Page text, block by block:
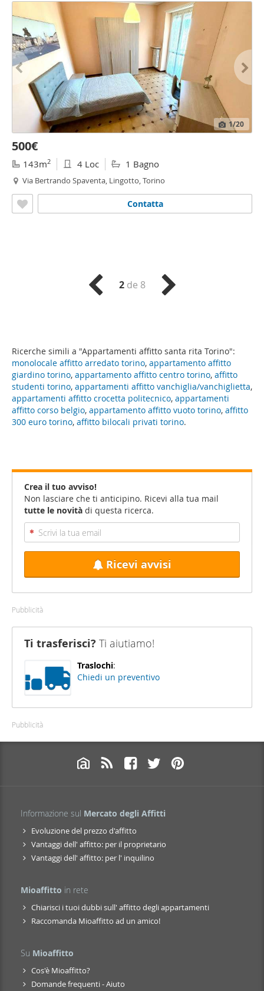
Ricerche simili a "Appartamenti affitto santa rita Torino":
monolocale affitto arredato torino, appartamento affitto
giardino torino, appartamento affitto centro torino, affitto
studenti torino, appartamenti affitto vanchiglia/vanchiglietta,
appartamenti affitto crocetta politecnico, appartamenti
affitto corso belgio, appartamento affitto vuoto torino, affitto
300 euro torino, affitto bilocali privati torino.
1/20
500€
143m2 4 Loc 1 Bagno
Via Bertrando Spaventa, Lingotto, Torino
Contatta
2de 8
Crea il tuo avviso!
Non lasciare che ti anticipino. Ricevi alla tua mail
tutte le novità di questa ricerca.
Ricevi avvisi
Pubblicità
Ti trasferisci? Ti aiutiamo!
Traslochi:
Chiedi un preventivo
Pubblicità
Informazione sul Mercato degli Affitti
Evoluzione del prezzo d'affitto
Vantaggi dell' affitto: per il proprietario
Vantaggi dell' affitto: per l' inquilino
Mioaffitto in rete
Chiarisci i tuoi dubbi sull' affitto degli appartamenti
Raccomanda Mioaffitto ad un amico!
Su Mioaffitto
Cos'è Mioaffitto?
Domande frequenti - Aiuto